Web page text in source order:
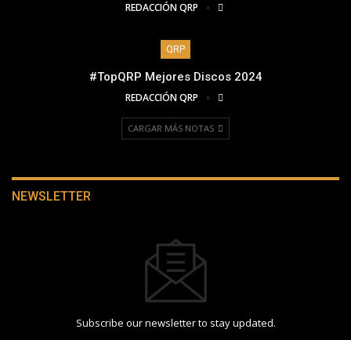
REDACCIÓN QRP
QRP
#TopQRP Mejores Discos 2024
REDACCIÓN QRP
CARGAR MÁS NOTAS
NEWSLETTER
Subscribe our newsletter to stay updated.